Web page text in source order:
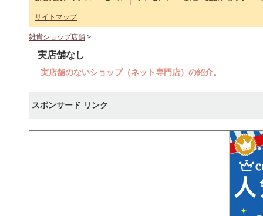
サイトマップ
雑貨ショップ店舗 >
実店舗なし
実店舗のないショップ（ネット専門店）の紹介。
スポンサード リンク